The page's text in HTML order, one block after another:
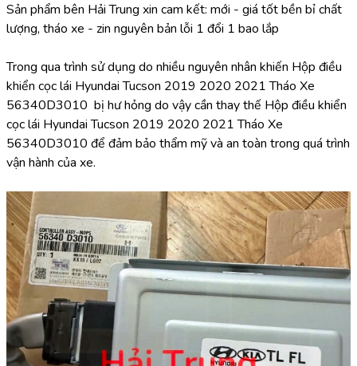
Sản phẩm bên Hải Trung xin cam kết: mới - giá tốt bền bỉ chất
lượng, tháo xe - zin nguyên bản lỗi 1 đổi 1 bao lắp
Trong qua trình sử dụng do nhiều nguyên nhân khiến Hộp điều
khiển cọc lái Hyundai Tucson 2019 2020 2021 Tháo Xe
56340D3010  bị hư hỏng do vậy cần thay thế Hộp điều khiển
cọc lái Hyundai Tucson 2019 2020 2021 Tháo Xe
56340D3010 để đảm bảo thẩm mỹ và an toàn trong quá trình
vận hành của xe.